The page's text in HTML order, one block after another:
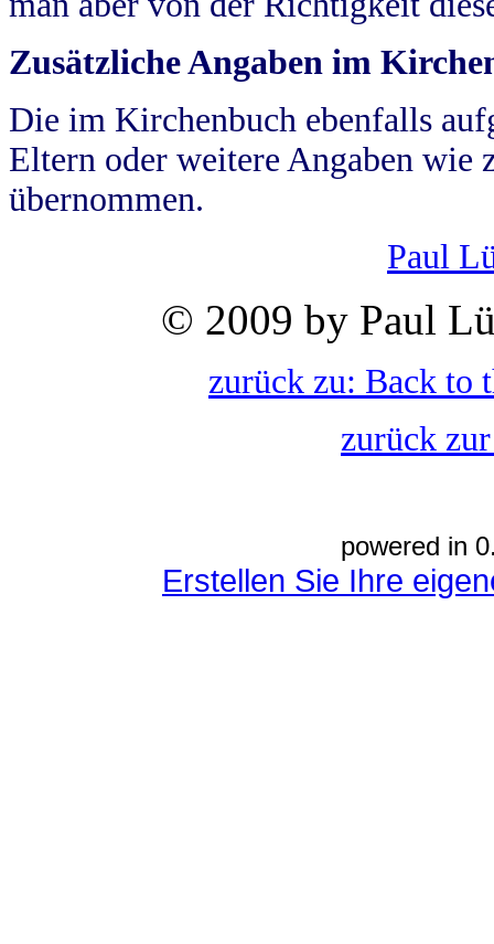
Zusätzliche Angaben im
Die im Kirchenbuch ebenfalls
Eltern oder weitere Angaben wie
übernommen.
Paul
© 2009 by Paul
zurück zu: Back to
zurück
powered in
Erstellen Sie Ihre